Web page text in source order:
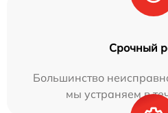
Срочный
Большинство
мы устраняем в